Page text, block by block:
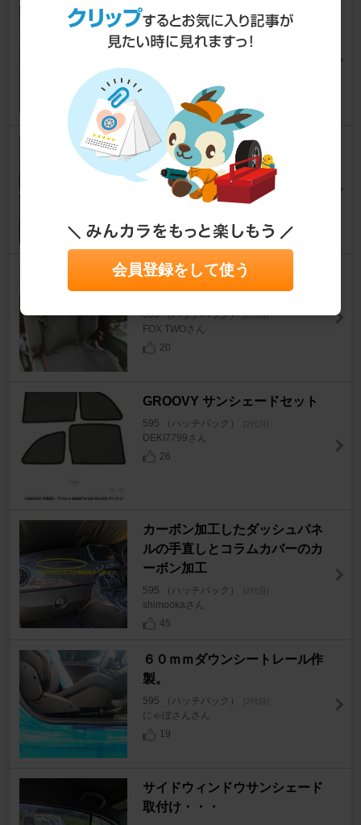
GSI Creos Mr.スーパークリア
ー UVカット光沢スプレー B52
595 （ハッチバック）
shimookaさん
OTTOCAST OTTOCAST MINI
595 （ハッチバック） [2代目]
☆★シュウ★☆さん
空調服 クールクッション KC2
000
595 （ハッチバック） [2代目]
FOX TWOさん
20
GROOVY サンシェードセット
595 （ハッチバック） [2代目]
DEKI7799さん
26
カーボン加工したダッシュパネ
ルの手直しとコラムカバーのカ
ーボン加工
595 （ハッチバック） [2代目]
shimookaさん
45
６０ｍｍダウンシートレール作
製。
595 （ハッチバック） [2代目]
にゃぼさんさん
19
サイドウィンドウサンシェード
取付け・・・
会員登録をして使う